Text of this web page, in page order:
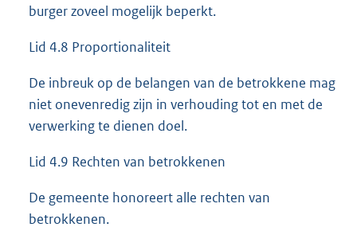
burger zoveel mogelijk beperkt.
Lid 4.8 Proportionaliteit
De inbreuk op de belangen van de betrokkene mag
niet onevenredig zijn in verhouding tot en met de
verwerking te dienen doel.
Lid 4.9 Rechten van betrokkenen
De gemeente honoreert alle rechten van
betrokkenen.